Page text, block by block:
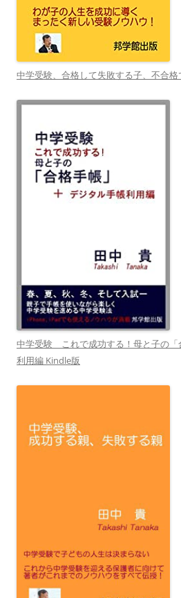
中学受験、合格して失敗する子、不合
中学受験 これで成功する！母と子の「
利用編 Kindle版